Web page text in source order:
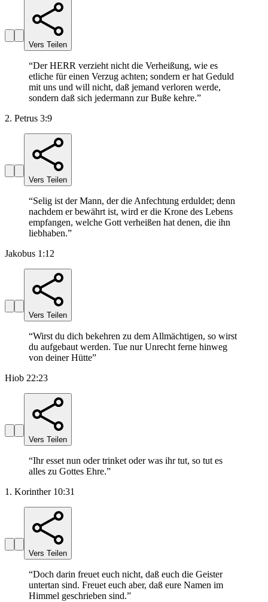
Vers Teilen
“Der HERR verzieht nicht die Verheißung, wie es
etliche für einen Verzug achten; sondern er hat Geduld
mit uns und will nicht, daß jemand verloren werde,
sondern daß sich jedermann zur Buße kehre.”
2. Petrus 3:9
Vers Teilen
“Selig ist der Mann, der die Anfechtung erduldet; denn
nachdem er bewährt ist, wird er die Krone des Lebens
empfangen, welche Gott verheißen hat denen, die ihn
liebhaben.”
Jakobus 1:12
Vers Teilen
“Wirst du dich bekehren zu dem Allmächtigen, so wirst
du aufgebaut werden. Tue nur Unrecht ferne hinweg
von deiner Hütte”
Hiob 22:23
Vers Teilen
“Ihr esset nun oder trinket oder was ihr tut, so tut es
alles zu Gottes Ehre.”
1. Korinther 10:31
Vers Teilen
“Doch darin freuet euch nicht, daß euch die Geister
untertan sind. Freuet euch aber, daß eure Namen im
Himmel geschrieben sind.”